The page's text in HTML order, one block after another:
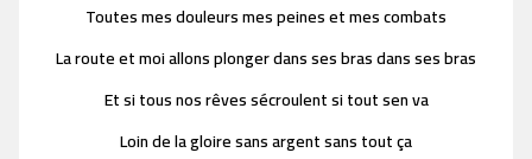
Toutes mes douleurs mes peines et mes combats
La route et moi allons plonger dans ses bras dans ses bras
Et si tous nos rêves sécroulent si tout sen va
Loin de la gloire sans argent sans tout ça